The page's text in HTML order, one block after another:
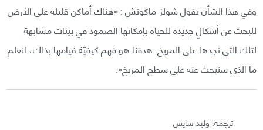
وفي هذا الشأن يقول شولز-ماكوتش : «هناك أماكن قليلة على الأرض
للبحث عن أشكالٍ جديدة للحياة بإمكانها الصمود في بيئات مشابهة
لتلك التي نجدها على المريخ. هدفنا هو فهم كيفيَّة قيامها بذلك، لنعلم
ما الذي سنبحث عنه على سطح المريخ».
ترجمة: وليد سايس